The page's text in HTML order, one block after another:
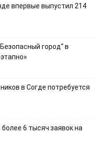
впервые выпустил 214
город“ в
в Согде потребуется
6 тысяч заявок на